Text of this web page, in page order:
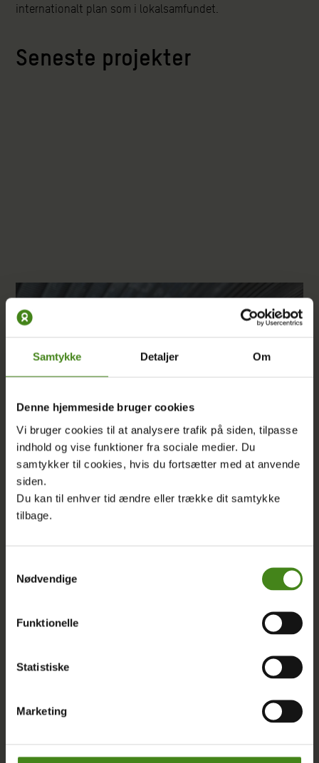
Samtykke Detaljer Om
Denne hjemmeside bruger cookies
Vi bruger cookies til at analysere trafik på siden, tilpasse
indhold og vise funktioner fra sociale medier. Du
samtykker til cookies, hvis du fortsætter med at anvende
siden.
Du kan til enhver tid ændre eller trække dit samtykke
tilbage.
Nødvendige
Funktionelle
Statistiske
Marketing
internationalt plan som i lokalsamfundet.
Seneste projekter
PROJEKT|07.07.2019
næsten to millioner børn lige nu står uden adgang til
uddannelse. Det gør en ny stor indsats, ‘Education for